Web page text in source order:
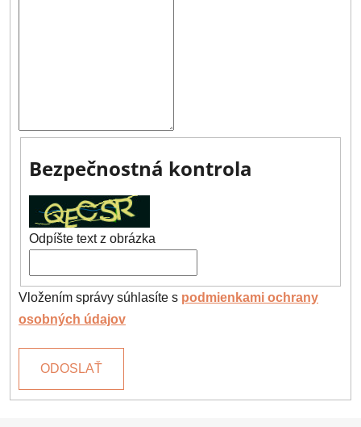
Bezpečnostná kontrola
Odpíšte text z obrázka
Vložením správy súhlasíte s podmienkami ochrany
osobných údajov
ODOSLAŤ